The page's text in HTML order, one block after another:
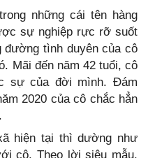
những cái tên hàng
sự nghiệp rực rỡ suốt
đường tình duyên của cô
Mãi đến năm 42 tuổi, cô
sự của đời mình. Đám
2020 của cô chắc hẳn
hiện tại thì dường như
cô. Theo lời siêu mẫu,